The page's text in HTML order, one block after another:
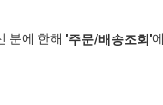
분에 한해 '주문/배송조회'